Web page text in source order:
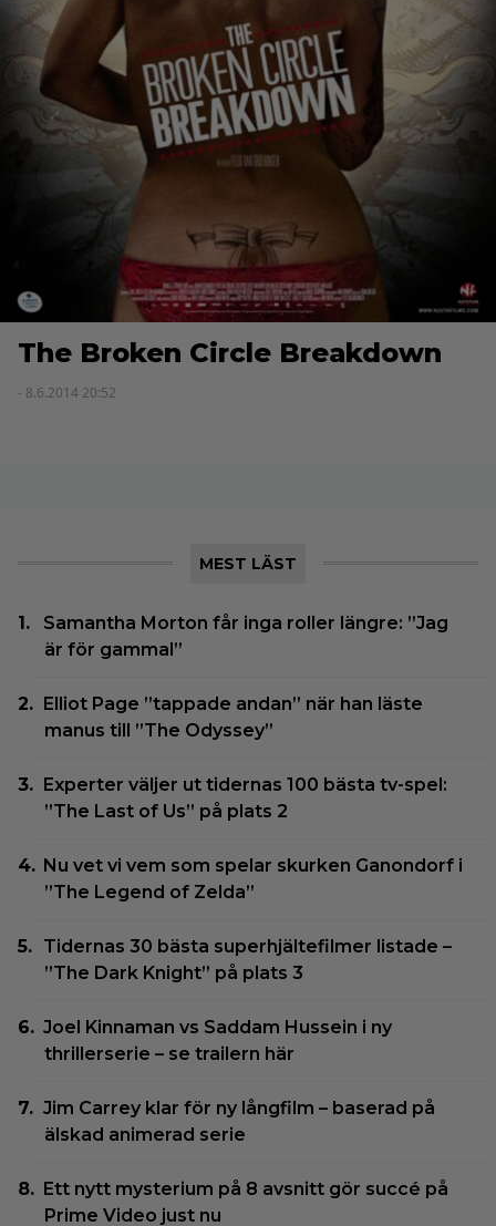
The Broken Circle Breakdown
- 8.6.2014 20:52
MEST LÄST
Samantha Morton får inga roller längre: ”Jag
är för gammal”
Elliot Page ”tappade andan” när han läste
manus till ”The Odyssey”
Experter väljer ut tidernas 100 bästa tv-spel:
”The Last of Us” på plats 2
Nu vet vi vem som spelar skurken Ganondorf i
”The Legend of Zelda”
Tidernas 30 bästa superhjältefilmer listade –
”The Dark Knight” på plats 3
Joel Kinnaman vs Saddam Hussein i ny
thrillerserie – se trailern här
Jim Carrey klar för ny långfilm – baserad på
älskad animerad serie
Ett nytt mysterium på 8 avsnitt gör succé på
Prime Video just nu